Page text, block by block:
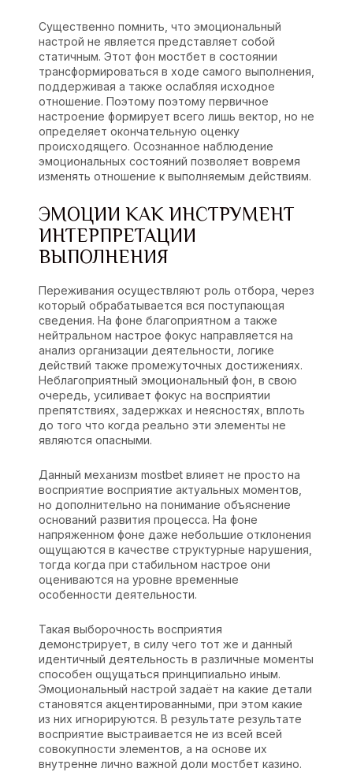
Существенно помнить, что эмоциональный
настрой не является представляет собой
статичным. Этот фон мостбет в состоянии
трансформироваться в ходе самого выполнения,
поддерживая а также ослабляя исходное
отношение. Поэтому поэтому первичное
настроение формирует всего лишь вектор, но не
определяет окончательную оценку
происходящего. Осознанное наблюдение
эмоциональных состояний позволяет вовремя
изменять отношение к выполняемым действиям.
ЭМОЦИИ КАК ИНСТРУМЕНТ
ИНТЕРПРЕТАЦИИ
ВЫПОЛНЕНИЯ
Переживания осуществляют роль отбора, через
который обрабатывается вся поступающая
сведения. На фоне благоприятном а также
нейтральном настрое фокус направляется на
анализ организации деятельности, логике
действий также промежуточных достижениях.
Неблагоприятный эмоциональный фон, в свою
очередь, усиливает фокус на восприятии
препятствиях, задержках и неясностях, вплоть
до того что когда реально эти элементы не
являются опасными.
Данный механизм mostbet влияет не просто на
восприятие восприятие актуальных моментов,
но дополнительно на понимание объяснение
оснований развития процесса. На фоне
напряженном фоне даже небольшие отклонения
ощущаются в качестве структурные нарушения,
тогда когда при стабильном настрое они
оцениваются на уровне временные
особенности деятельности.
Такая выборочность восприятия
демонстрирует, в силу чего тот же и данный
идентичный деятельность в различные моменты
способен ощущаться принципиально иным.
Эмоциональный настрой задаёт на какие детали
становятся акцентированными, при этом какие
из них игнорируются. В результате результате
восприятие выстраивается не из всей всей
совокупности элементов, а на основе их
внутренне лично важной доли мостбет казино.